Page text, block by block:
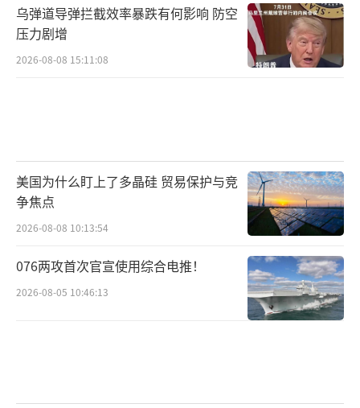
乌弹道导弹拦截效率暴跌有何影响 防空
压力剧增
2026-08-08 15:11:08
美国为什么盯上了多晶硅 贸易保护与竞
争焦点
2026-08-08 10:13:54
076两攻首次官宣使用综合电推！
2026-08-05 10:46:13